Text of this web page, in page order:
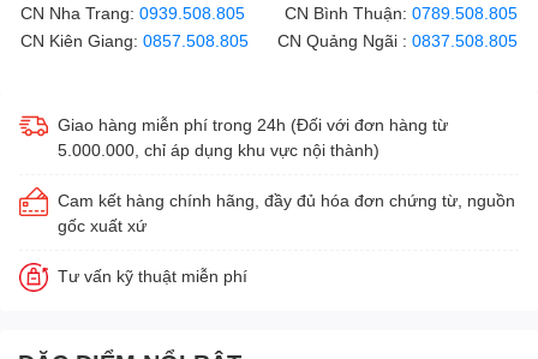
CN Nha Trang: 0939.508.805 CN Bình Thuận: 0789.508.805
CN Kiên Giang: 0857.508.805 CN Quảng Ngãi : 0837.508.805
Giao hàng miễn phí trong 24h (Đối với đơn hàng từ
5.000.000, chỉ áp dụng khu vực nội thành)
Cam kết hàng chính hãng, đầy đủ hóa đơn chứng từ, nguồn
gốc xuất xứ
Tư vấn kỹ thuật miễn phí